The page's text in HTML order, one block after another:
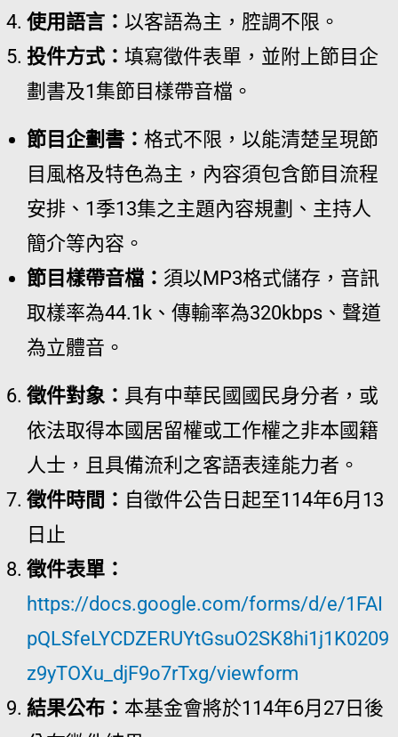
使用語言： 以客語為主，腔調不限。
投件方式： 填寫徵件表單，並附上節目企
劃書及1集節目樣帶音檔。
節目企劃書： 格式不限，以能清楚呈現節
目風格及特色為主，內容須包含節目流程
安排、1季13集之主題內容規劃、主持人
簡介等內容。
節目樣帶音檔： 須以MP3格式儲存，音訊
取樣率為44.1k、傳輸率為320kbps、聲道
為立體音。
徵件對象： 具有中華民國國民身分者，或
依法取得本國居留權或工作權之非本國籍
人士，且具備流利之客語表達能力者。
徵件時間： 自徵件公告日起至114年6月13
日止
徵件表單：
https://docs.google.com/forms/d/e/1FAI
pQLSfeLYCDZERUYtGsuO2SK8hi1j1K0209
z9yTOXu_djF9o7rTxg/viewform
結果公布： 本基金會將於114年6月27日後